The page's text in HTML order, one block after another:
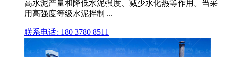
高水泥产量和降低水泥强度、减少水化热等作用。当采
用高强度等级水泥拌制 ...
联系电话: 180 3780 8511